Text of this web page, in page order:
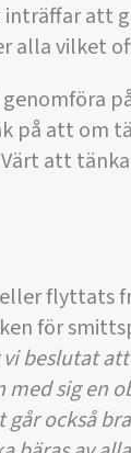
att
alla vilket
på att om
att
flyttats
för
beslutat
sig en
också